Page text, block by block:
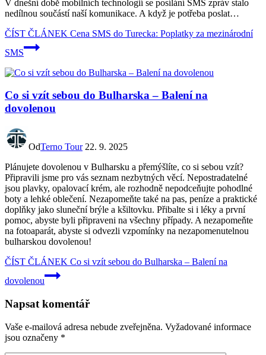
V dnešní době mobilních technologií se posílání SMS zpráv stalo
nedílnou součástí naší komunikace. A když je potřeba poslat…
ČÍST ČLÁNEK Cena SMS do Turecka: Poplatky za mezinárodní
SMS
Co si vzít sebou do Bulharska – Balení na
dovolenou
OdTerno Tour 22. 9. 2025
Plánujete dovolenou v Bulharsku a přemýšlíte, co si sebou vzít?
Připravili jsme pro vás seznam nezbytných věcí. Nepostradatelné
jsou plavky, opalovací krém, ale rozhodně nepodceňujte pohodlné
boty a lehké oblečení. Nezapomeňte také na pas, peníze a praktické
doplňky jako sluneční brýle a kšiltovku. Přibalte si i léky a první
pomoc, abyste byli připraveni na všechny případy. A nezapomeňte
na fotoaparát, abyste si odvezli vzpomínky na nezapomenutelnou
bulharskou dovolenou!
ČÍST ČLÁNEK Co si vzít sebou do Bulharska – Balení na
dovolenou
Napsat komentář
Vaše e-mailová adresa nebude zveřejněna. Vyžadované informace
jsou označeny *